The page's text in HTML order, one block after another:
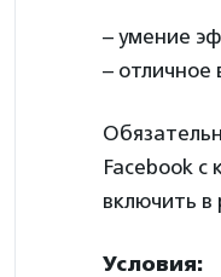
– умение
–
Facebook
включить
Условия: